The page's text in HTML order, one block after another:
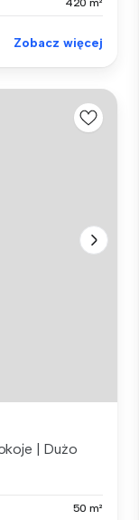
420 m²
Zobacz więcej
| Dużo
50 m²